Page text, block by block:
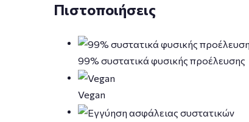
Πιστοποιήσεις
99% συστατικά φυσικής προέλευσης
Vegan